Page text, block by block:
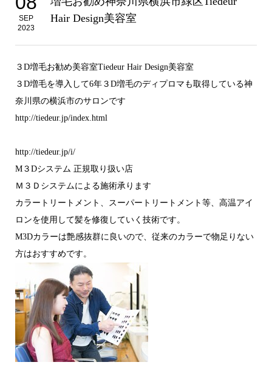
SEP
2023
Hair Design美容室
３D増毛お勧め美容室Tiedeur Hair Design美容室
３D増毛を導入して6年３D増毛のディプロマも取得している神
奈川県の横浜市のサロンです
http://tiedeur.jp/index.html
http://tiedeur.jp/i/
M３Dシステム 正規取り扱い店
Ｍ３Ｄシステムによる施術承ります
カラートリートメント、スーパートリートメント等、高温アイ
ロンを使用して髪を修復していく技術です。
M3Dカラーは艶感抜群に良いので、従来のカラーで物足りない
方はおすすめです。